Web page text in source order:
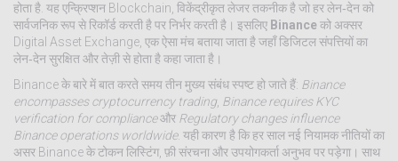
होता है यह एन्क्रिप्शन Blockchain विकेंद्रीकृत लेजर तकनीक है जो हर लेन‑देन को
सार्वजनिक रूप से रिकॉर्ड करती हैपर निर्भर करती है। इसलिए Binanceको अक्सर
Digital Asset Exchange एक ऐसा मंच बताया जाता है जहाँ डिजिटल संपत्तियों का
लेन‑देन सुरक्षित और तेज़ी से होता हैकहा जाता है।
Binance के बारे में बात करते समय तीन मुख्य संबंध स्पष्ट हो जाते हैं: Binance
encompasses cryptocurrency trading Binance requires KYC
verification for complianceऔर Regulatory changes influence
Binance operations worldwide. यही कारण है कि हर साल नई नियामक नीतियों का
असर Binance के टोकन लिस्टिंग, फ़ी संरचना और उपयोगकर्ता अनुभव पर पड़ेगा। साथ